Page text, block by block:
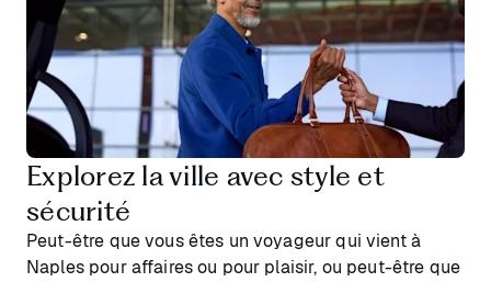
Explorez la ville avec style et
sécurité
Peut-être que vous êtes un voyageur qui vient à
Naples pour affaires ou pour plaisir, ou peut-être que